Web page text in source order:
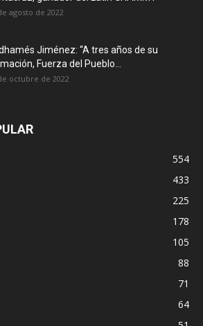
agosto de 2022
Jiménez: “A tres años de su
Fuerza del Pueblo...
octubre de 2022
554
433
225
178
105
88
71
64